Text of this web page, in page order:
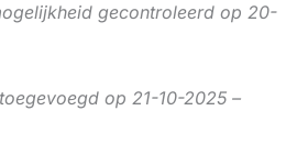
gecontroleerd op 20-
op 21-10-2025 –